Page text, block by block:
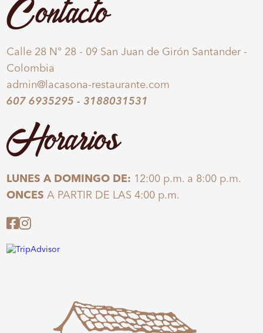
Contacto
Calle 28 N° 28 - 09 San Juan de Girón Santander -
Colombia
admin@lacasona-restaurante.com
607 6935295 -3188031531
Horarios
LUNES A DOMINGO DE: 12:00 p.m. a 8:00 p.m.
ONCES A PARTIR DE LAS 4:00 p.m.